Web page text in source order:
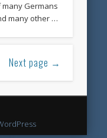
Germans
many other …
Next page →